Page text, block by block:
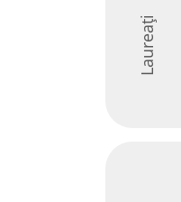
Laureați